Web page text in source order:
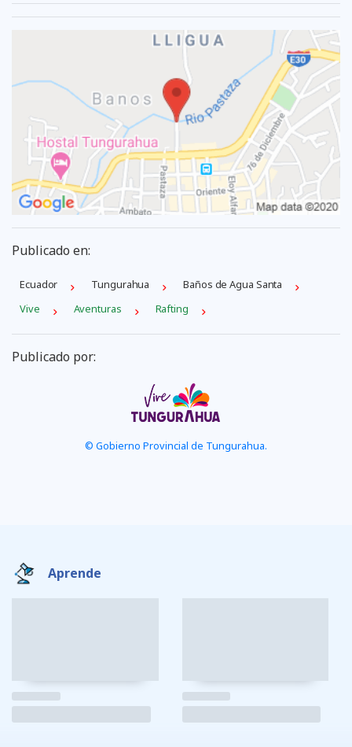
Publicado en:
Ecuador Tungurahua
Baños de Agua Santa
Vive
Aventuras Rafting
Publicado por:
© Gobierno Provincial de Tungurahua.
Aprende